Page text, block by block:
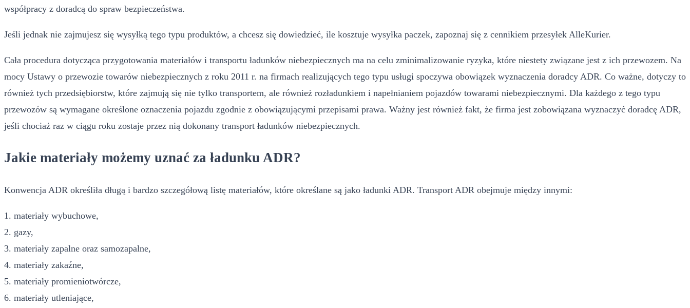
współpracy z doradcą do spraw bezpieczeństwa.
Jeśli jednak nie zajmujesz się wysyłką tego typu produktów, a chcesz się dowiedzieć, ile kosztuje wysyłka paczek, zapoznaj się z cennikiem przesyłek AlleKurier.
Cała procedura dotycząca przygotowania materiałów i transportu ładunków niebezpiecznych ma na celu zminimalizowanie ryzyka, które niestety związane jest z ich przewozem. Na
mocy Ustawy o przewozie towarów niebezpiecznych z roku 2011 r. na firmach realizujących tego typu usługi spoczywa obowiązek wyznaczenia doradcy ADR. Co ważne, dotyczy to
również tych przedsiębiorstw, które zajmują się nie tylko transportem, ale również rozładunkiem i napełnianiem pojazdów towarami niebezpiecznymi. Dla każdego z tego typu
przewozów są wymagane określone oznaczenia pojazdu zgodnie z obowiązującymi przepisami prawa. Ważny jest również fakt, że firma jest zobowiązana wyznaczyć doradcę ADR,
jeśli chociaż raz w ciągu roku zostaje przez nią dokonany transport ładunków niebezpiecznych.
Jakie materiały możemy uznać za ładunku ADR?
Konwencja ADR określiła długą i bardzo szczegółową listę materiałów, które określane są jako ładunki ADR. Transport ADR obejmuje między innymi:
1. materiały wybuchowe,
2. gazy,
3. materiały zapalne oraz samozapalne,
4. materiały zakaźne,
5. materiały promieniotwórcze,
6. materiały utleniające,